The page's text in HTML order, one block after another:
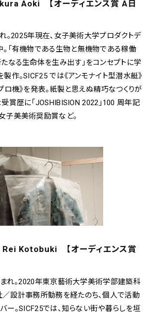
Aoki 【オーディエンス賞 A日
。2025年現在、女子美術大学プロダクトデ
「有機物である生物と無機物である稼働
なる生命体を生み出す」をコンセプトに学
作。SICF25 では《アンモナイト型潜水艇》
ロ機》を発表。紙製と思えぬ精巧なつくりが
賞歴に「JOSHIBISION 2022」100 周年記
子美美術奨励賞など。
Rei Kotobuki 【オーディエンス賞
れ。2020年東京藝術大学美術学部建築科
／設計事務所勤務を経たのち、個人で活動
ー。SICF25では、知らない街や暮らしを垣